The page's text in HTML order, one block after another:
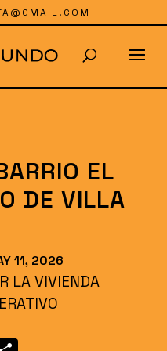
EL
DE VILLA
11, 2026
LA VIVIENDA